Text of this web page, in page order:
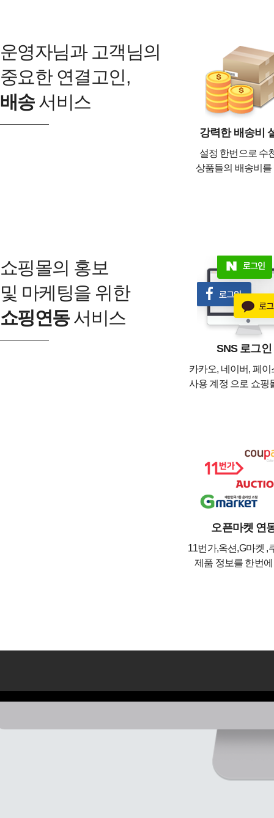
운영자님과 고객님의
중요한 연결고인,
배송 서비스
강력한 배송비
설정 한번으로 수
상품들의 배송비를
쇼핑몰의 홍보
및 마케팅을 위한
쇼핑연동 서비스
SNS 로그인
카카오, 네이버, 페
사용 계정 으로 쇼핑
오픈마켓 연
11번가,옥션,G마켓 ,
제품 정보를 한번